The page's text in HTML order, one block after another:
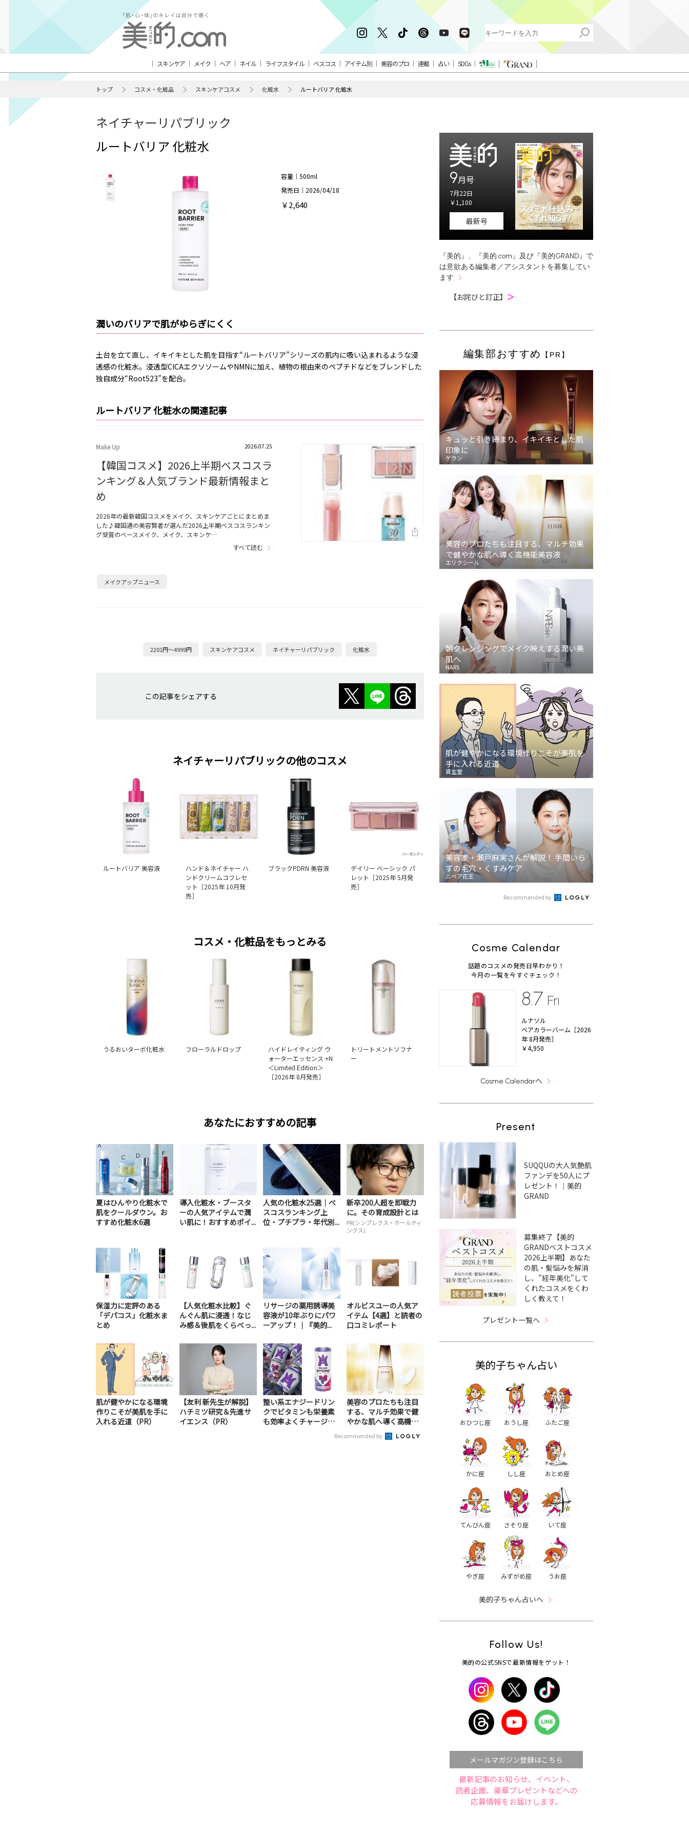
スキンケア メイク ヘア ネイル ライフスタイル ベスコス アイテム別 美容のプロ 連載 占い SDGs
トップ コスメ・化粧品 スキンケアコスメ 化粧水 ルートバリア 化粧水
ネイチャーリパブリック
ルートバリア 化粧水
容量｜500ml
発売日｜2026/04/18
￥2,640
潤いのバリアで肌がゆらぎにくく
土台を立て直し、イキイキとした肌を目指す“ルートバリア”シリーズの肌内に吸い込まれるような浸
透感の化粧水。浸透型CICAエクソソームやNMNに加え、植物の根由来のペプチドなどをブレンドした
独自成分“Root523”を配合。
ルートバリア 化粧水の関連記事
Make Up 2026.07.25
【韓国コスメ】2026上半期ベスコスラ
ンキング＆人気ブランド最新情報まと
め
2026年の最新韓国コスメをメイク、スキンケアごとにまとめま
した♪韓国通の美容賢者が選んだ2026上半期ベスコスランキン
グ受賞のベースメイク、メイク、スキンケ…
すべて読む
メイクアップニュース
2201円～4999円 スキンケアコスメ ネイチャーリパブリック 化粧水
この記事をシェアする
ネイチャーリパブリックの他のコスメ
ルートバリア 美容液
ハンド＆ネイチャー ハ
ンドクリームコフレセ
ット［2025年 10月発
売］
ブラックPDRN 美容液
デイリー ベーシック パ
レット［2025年 5月発
売］
コスメ・化粧品をもっとみる
うるおいターボ化粧水 フローラルドロップ
ハイドレイティング ウ
ォーターエッセンス +N
＜Limited Edition＞
［2026年 8月発売］
トリートメントソフナ
ー
あなたにおすすめの記事
夏はひんやり化粧水で
肌をクールダウン。お
すすめ化粧水6選
導入化粧水・ブースタ
ーの人気アイテムで潤
い肌に！おすすめポイ...
人気の化粧水25選｜べ
スコスランキング上
位・プチプラ・年代別...
新卒200人超を即戦力
に。その育成設計とは
PR(シンプレクス・ホールディ
ングス)
保湿力に定評のある
「デパコス」化粧水ま
とめ
【人気化粧水比較】ぐ
んぐん肌に浸透！なじ
み感＆後肌をくらべっ...
リサージの薬用誘導美
容液が10年ぶりにパワ
ーアップ！｜『美的...
オルビスユーの人気ア
イテム【4選】と読者の
口コミレポート
肌が健やかになる環境
作りこそが美肌を手に
入れる近道（PR）
【友利 新先生が解説】
ハチミツ研究＆先進サ
イエンス（PR）
整い系エナジードリン
クでビタミンも栄養素
も効率よくチャージ！
美容のプロたちも注目
する、マルチ効果で健
やかな肌へ導く高機能
美容液（PR）
Recommended by
9月号
7月22日
￥1,100
最新号
『美的』、『美的.com』及び『美的GRAND』で
は意欲ある編集者／アシスタントを募集してい
ます
【お詫びと訂正】 ＞
編集部おすすめ 【PR】
キュッと引き締まり、イキイキとした肌
印象に
ゲラン
美容のプロたちも注目する、マルチ効果
で健やかな肌へ導く高機能美容液
エリクシール
朝クレンジングでメイク映えする潤い美
肌へ
NARS
肌が健やかになる環境作りこそが美肌を
手に入れる近道
資生堂
美容家・瀬戸麻実さんが解説！ 手間いら
ずの毛穴・くすみケア
ニベア花王
Recommended by
Cosme Calendar
話題のコスメの発売日早わかり！
今月の一覧を今すぐチェック！
8.7 Fri
ルナソル
ベアカラーバーム［2026
年 8月発売］
￥4,950
Cosme Calendarへ
Present
SUQQUの大人気艶肌
ファンデを50人にプ
レゼント！｜美的
GRAND
募集終了【美的
GRANDベストコスメ
2026上半期】あなた
の肌・髪悩みを解消
し、”経年美化”して
くれたコスメをくわ
しく教えて！
プレゼント一覧へ
美的子ちゃん占い
おひつじ座 おうし座 ふたご座
かに座 しし座 おとめ座
てんびん座 さそり座 いて座
やぎ座 みずがめ座 うお座
美的子ちゃん占いへ
Follow Us!
美的の公式SNSで最新情報をゲット！
メールマガジン登録はこちら
最新記事のお知らせ、イベント、
読者企画、豪華プレゼントなどへの
応募情報をお届けします。